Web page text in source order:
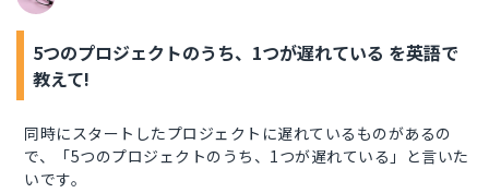
5つのプロジェクトのうち、1つが遅れている を英語で
教えて!
同時にスタートしたプロジェクトに遅れているものがあるの
で、「5つのプロジェクトのうち、1つが遅れている」と言いた
いです。